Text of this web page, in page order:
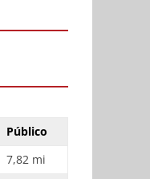
Público
7,82 mi